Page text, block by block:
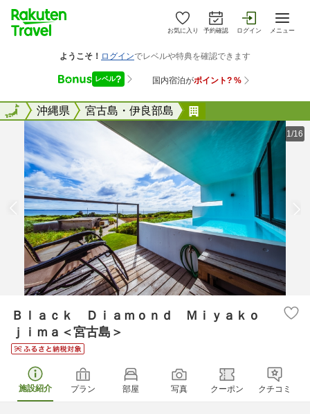
お気に入り 予約確認 ログイン メニュー
全国沖縄県 宮古島・伊良部島
全国
1/16
Ｂｌａｃｋ Ｄｉａｍｏｎｄ Ｍｉｙａｋｏ
ｊｉｍａ＜宮古島＞
施設紹介 プラン 部屋 写真 クーポン クチコミ